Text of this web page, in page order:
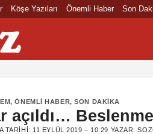
Köşe Yazıları Önemli Haber Son
,ÖNEMLI HABER,SON DAKIKA
açıldı…
TARIHI: 11 EYLÜL 2019 – 10:29 YAZAR: